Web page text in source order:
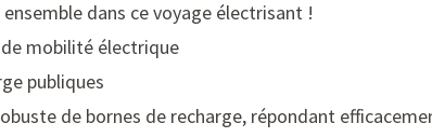
dans ce voyage électrisant !
mobilité électrique
publiques
de bornes de recharge, répondant